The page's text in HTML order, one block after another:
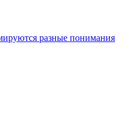
разные понимания